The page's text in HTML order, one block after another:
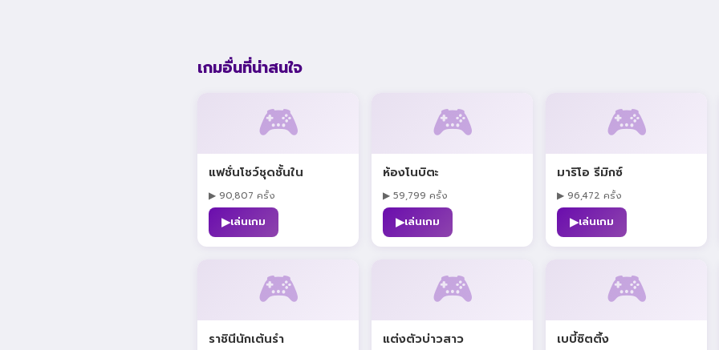
เกมอื่นที่น่าสนใจ
🎮
แฟชั่นโชว์ชุดชั้นใน
▶ 90,807 ครั้ง
▶เล่นเกม
🎮
ห้องโนบิตะ
▶ 59,799 ครั้ง
▶เล่นเกม
🎮
มาริโอ รีมิกซ์
▶ 96,472 ครั้ง
▶เล่นเกม
🎮
ราชินีนักเต้นรำ
🎮
แต่งตัวบ่าวสาว
🎮
เบบี้ซิตติ้ง